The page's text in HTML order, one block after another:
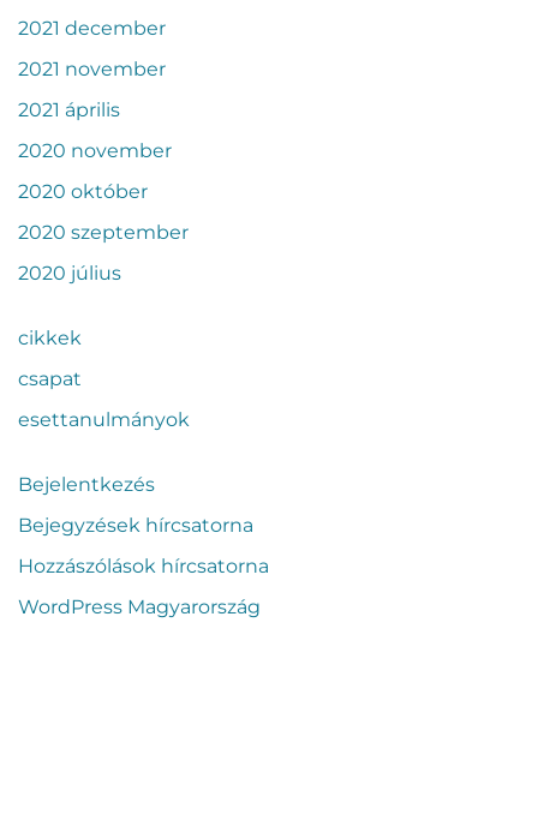
2021 december
2021 november
2021 április
2020 november
2020 október
2020 szeptember
2020 július
cikkek
csapat
esettanulmányok
Bejelentkezés
Bejegyzések hírcsatorna
Hozzászólások hírcsatorna
WordPress Magyarország